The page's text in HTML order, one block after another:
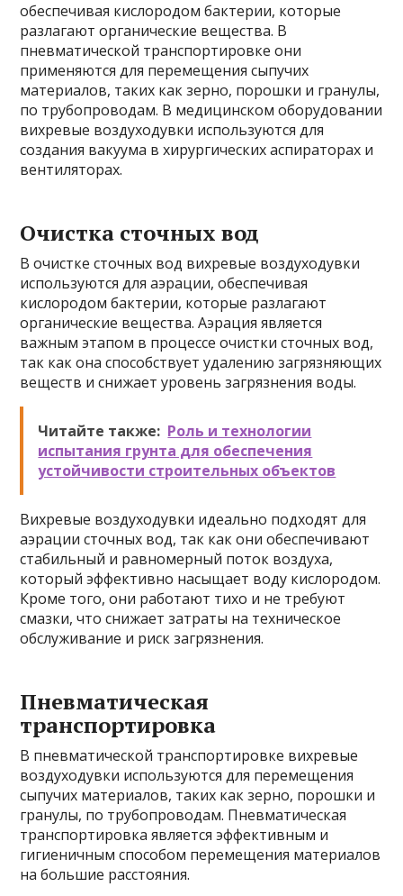
обеспечивая кислородом бактерии, которые
разлагают органические вещества. В
пневматической транспортировке они
применяются для перемещения сыпучих
материалов, таких как зерно, порошки и гранулы,
по трубопроводам. В медицинском оборудовании
вихревые воздуходувки используются для
создания вакуума в хирургических аспираторах и
вентиляторах.
Очистка сточных вод
В очистке сточных вод вихревые воздуходувки
используются для аэрации, обеспечивая
кислородом бактерии, которые разлагают
органические вещества. Аэрация является
важным этапом в процессе очистки сточных вод,
так как она способствует удалению загрязняющих
веществ и снижает уровень загрязнения воды.
Читайте также: Роль и технологии
испытания грунта для обеспечения
устойчивости строительных объектов
Вихревые воздуходувки идеально подходят для
аэрации сточных вод, так как они обеспечивают
стабильный и равномерный поток воздуха,
который эффективно насыщает воду кислородом.
Кроме того, они работают тихо и не требуют
смазки, что снижает затраты на техническое
обслуживание и риск загрязнения.
Пневматическая
транспортировка
В пневматической транспортировке вихревые
воздуходувки используются для перемещения
сыпучих материалов, таких как зерно, порошки и
гранулы, по трубопроводам. Пневматическая
транспортировка является эффективным и
гигиеничным способом перемещения материалов
на большие расстояния.